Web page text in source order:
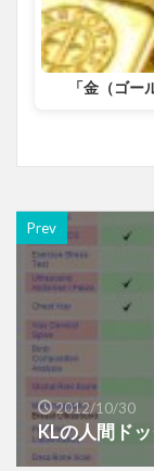
「金（ゴ
Prev
2012/10/30
KLの人間ド